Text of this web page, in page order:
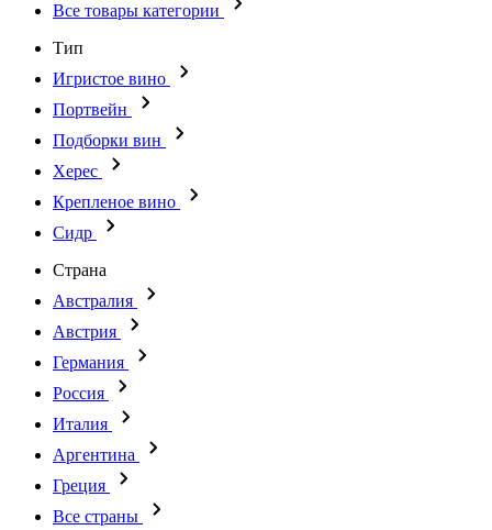
Все товары категории
Тип
Игристое вино
Портвейн
Подборки вин
Херес
Крепленое вино
Сидр
Страна
Австралия
Австрия
Германия
Россия
Италия
Аргентина
Греция
Все страны